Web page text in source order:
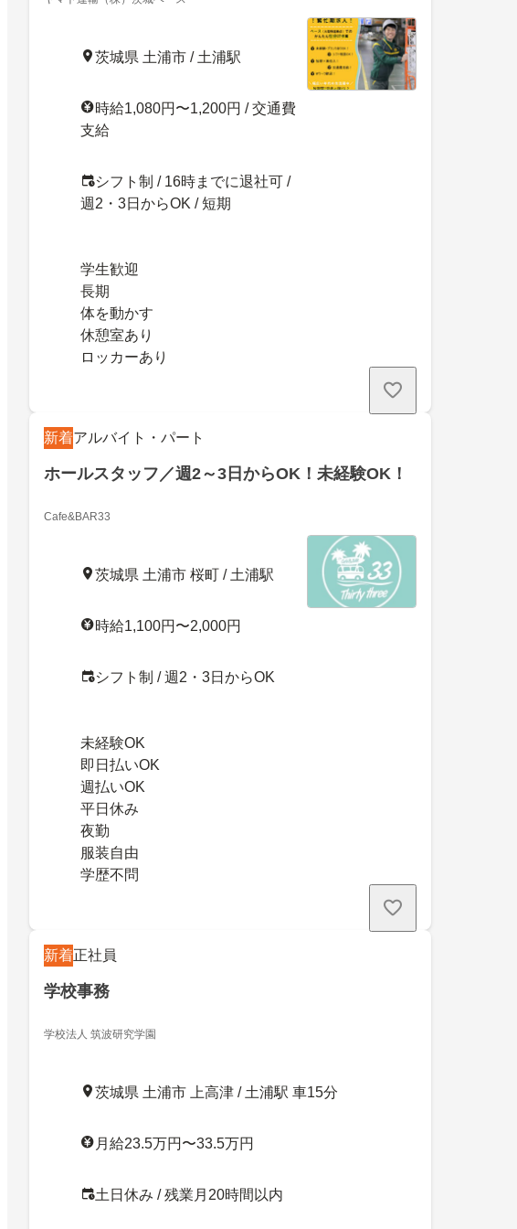
茨城県 土浦市 / 土浦駅
時給1,080円〜1,200円 / 交通費
支給
シフト制 / 16時までに退社可 /
週2・3日からOK / 短期
学生歓迎
長期
体を動かす
休憩室あり
ロッカーあり
新着アルバイト・パート
ホールスタッフ／週2～3日からOK！未経験OK！
Cafe&BAR33
茨城県 土浦市 桜町 / 土浦駅
時給1,100円〜2,000円
シフト制 / 週2・3日からOK
未経験OK
即日払いOK
週払いOK
平日休み
夜勤
服装自由
学歴不問
新着正社員
学校事務
学校法人 筑波研究学園
茨城県 土浦市 上高津 / 土浦駅 車15分
月給23.5万円〜33.5万円
土日休み / 残業月20時間以内